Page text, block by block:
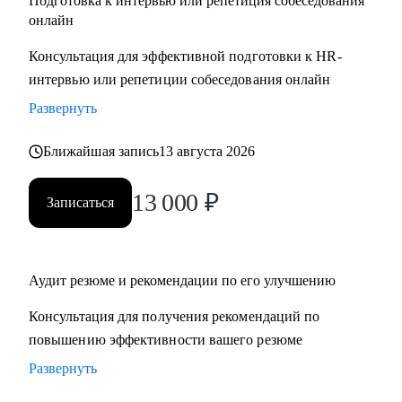
онлайн
Консультация для эффективной подготовки к HR-
интервью или репетиции собеседования онлайн
Развернуть
Ближайшая запись13 августа 2026
Записаться 13 000 ₽
Аудит резюме и рекомендации по его улучшению
Консультация для получения рекомендаций по
повышению эффективности вашего резюме
Развернуть